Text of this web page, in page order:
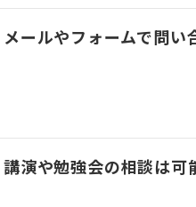
メールやフォームで問い
講演や勉強会の相談は可